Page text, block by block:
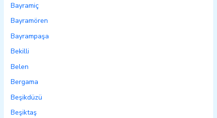
Bayramiç
Bayramören
Bayrampaşa
Bekilli
Belen
Bergama
Beşikdüzü
Beşiktaş